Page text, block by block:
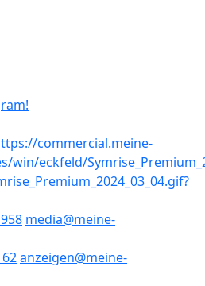
media@meine-
anzeigen@meine-